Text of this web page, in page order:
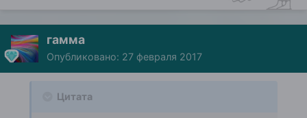
гамма
Опубликовано: 27 февраля 2017
Цитата